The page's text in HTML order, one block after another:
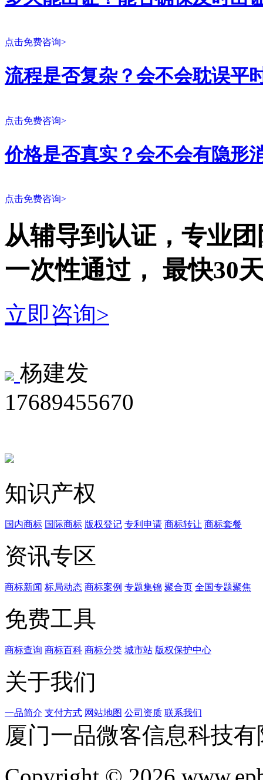
点击免费咨询>
流程是否复杂？会不会耽误平
点击免费咨询>
价格是否真实？会不会有隐形
点击免费咨询>
从辅导到认证，专业
一次性通过， 最快30
立即咨询>
杨建发
17689455670
知识产权
国内商标 国际商标 版权登记 专利申请 商标转让 商标套餐
资讯专区
商标新闻 标局动态 商标案例 专题集锦 聚合页 全国专题聚焦
免费工具
商标查询 商标百科 商标分类 城市站 版权保护中心
关于我们
一品简介 支付方式 网站地图 公司资质 联系我们
厦门一品微客信息科技